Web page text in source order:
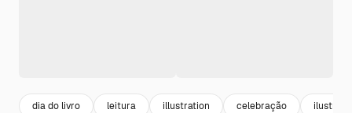
dia do livro leitura illustration celebração